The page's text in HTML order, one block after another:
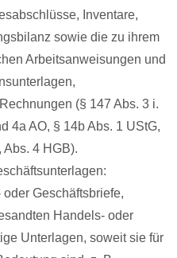
Inventare,
sowie die zu ihrem
Arbeitsanweisungen und
(§ 147 Abs. 3 i.
4a AO, § 14b Abs. 1 UStG,
Abs. 4 HGB).
Geschäftsbriefe,
Handels- oder
Unterlagen, soweit sie für